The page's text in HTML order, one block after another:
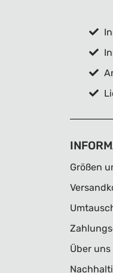
Größen
Über uns